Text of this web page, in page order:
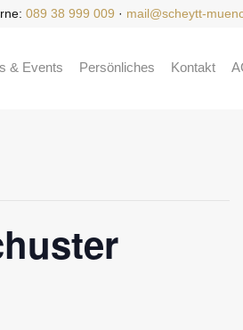
089 38 999 009 · mail@scheytt-
& Events Persönliches Kontakt